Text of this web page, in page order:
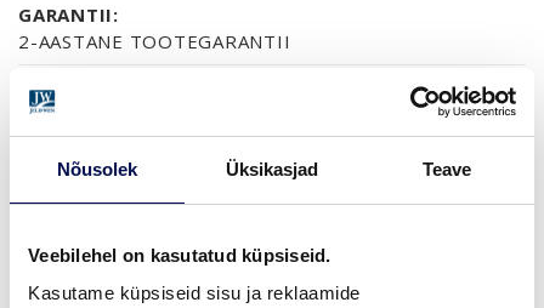
Nõusolek Üksikasjad Teave
Veebilehel on kasutatud küpsiseid.
Kasutame küpsiseid sisu ja reklaamide
GARANTII:
2-AASTANE TOOTEGARANTII
VIIMISTLUSVALMISTERMOTÖÖDELDUD HAAB
MÕÕDUD